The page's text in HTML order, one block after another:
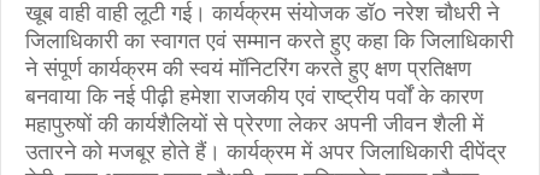
खूब वाही वाही लूटी गई। कार्यक्रम संयोजक डॉo नरेश चौधरी ने
जिलाधिकारी का स्वागत एवं सम्मान करते हुए कहा कि जिलाधिकारी
ने संपूर्ण कार्यक्रम की स्वयं मॉनिटरिंग करते हुए क्षण प्रतिक्षण
बनवाया कि नई पीढ़ी हमेशा राजकीय एवं राष्ट्रीय पर्वों के कारण
महापुरुषों की कार्यशैलियों से प्रेरणा लेकर अपनी जीवन शैली में
उतारने को मजबूर होते हैं। कार्यक्रम में अपर जिलाधिकारी दीपेंद्र